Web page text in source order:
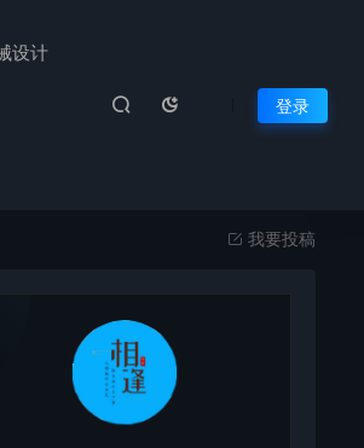
设计
登录
我要投稿